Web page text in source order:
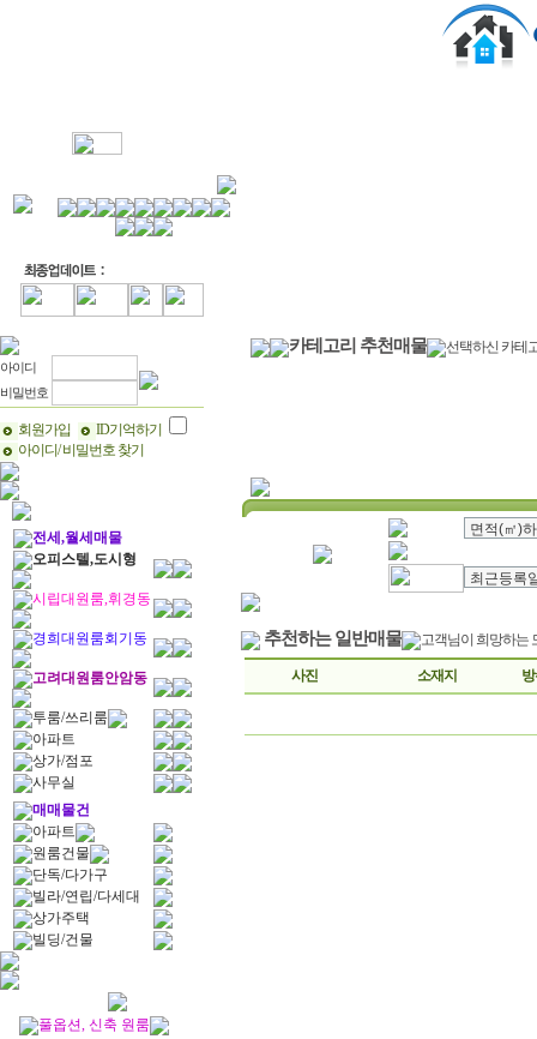
아이디
비밀번호
회원가입
ID기억하기
아이디/ 비밀번호 찾기
전세,월세매물
오피스텔,도시형
시립대원룸,휘경동
경희대원룸회기동
고려대원룸안암동
투룸/쓰리룸
아파트
상가/점포
사무실
매매물건
아파트
원룸건물
단독/다가구
빌라/연립/다세대
상가주택
빌딩/건물
풀옵션, 신축 원룸
카테고리 추천매물 선택하신 카테
추천하는 일반매물 고객님이 희망하는
사진 소재지